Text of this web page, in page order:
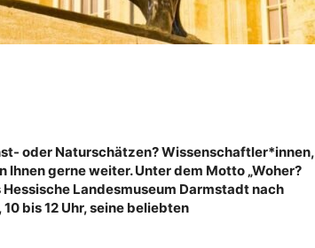
oder Naturschätzen? Wissenschaftler*innen,
gerne weiter. Unter dem Motto „Woher?
Landesmuseum Darmstadt nach
bis 12 Uhr, seine beliebten